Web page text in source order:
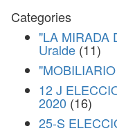
Categories
"LA MIRADA
Uralde (11)
12 J
2020 (16)
25-S